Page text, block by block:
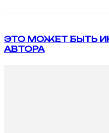
ЭТО МОЖЕТ БЫТЬ
АВТОРА